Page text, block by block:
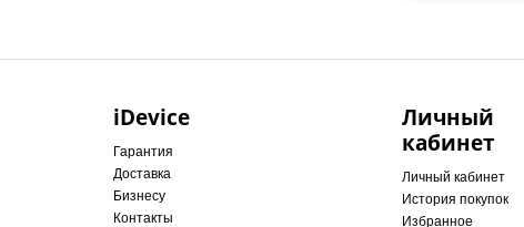
iDevice
Гарантия
Доставка
Бизнесу
Контакты
Личный
кабинет
Личный кабинет
История покупок
Избранное